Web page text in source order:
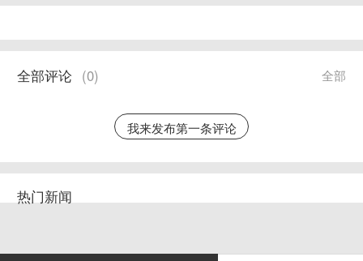
全部
全部评论 (0)
我来发布第一条评论
热门新闻